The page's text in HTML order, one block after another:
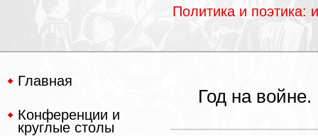
Политика и поэтика:
Главная
Конференции и
круглые столы
Год на